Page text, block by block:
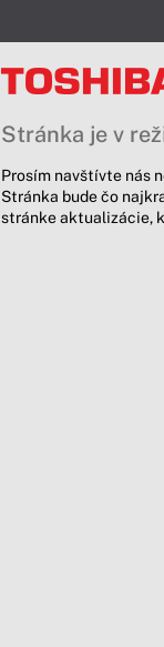
Stránka je v
Prosím navštívte nás
Stránka bude čo
stránke aktualizácie,